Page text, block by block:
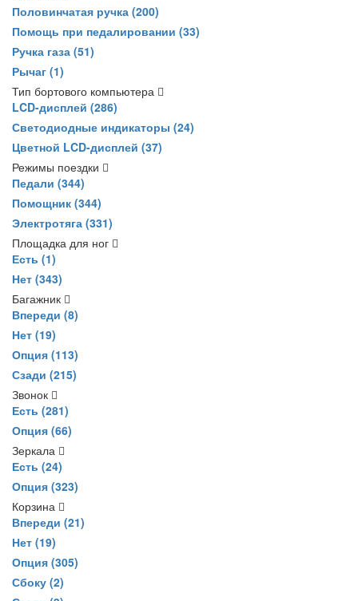
Половинчатая ручка (200)
Помощь при педалировании (33)
Ручка газа (51)
Рычаг (1)
Тип бортового компьютера
LCD-дисплей (286)
Светодиодные индикаторы (24)
Цветной LCD-дисплей (37)
Режимы поездки
Педали (344)
Помощник (344)
Электротяга (331)
Площадка для ног
Есть (1)
Нет (343)
Багажник
Впереди (8)
Нет (19)
Опция (113)
Сзади (215)
Звонок
Есть (281)
Опция (66)
Зеркала
Есть (24)
Опция (323)
Корзина
Впереди (21)
Нет (19)
Опция (305)
Сбоку (2)